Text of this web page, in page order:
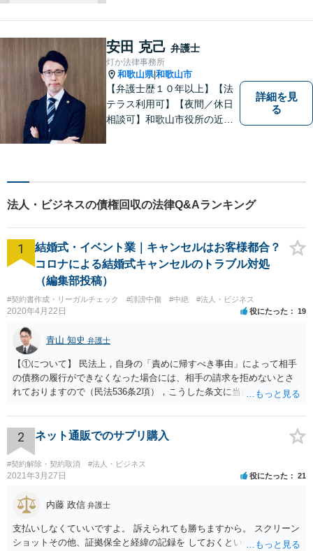
く対応可能。【地域に根ざし
た弁護士】法律トラブルでお
悩みの方は、お気軽にご相談
ください。
安田 克己 弁護士
灯か法律事務所
和歌山県|和歌山市
【弁護士歴１０年以上】【法
テラス利用可】【夜間／休日
相談可】和歌山市役所の近
相談ください。あなたの灯り
す。
詳細を見
る
法人・ビジネスの債権回収の法律Q&Aランキング
1
結婚式・イベント業｜キャンセルはお客様都合？
コロナによる結婚式キャンセルのトラブル対処
（編集部投稿）
#契約書作成・リーガルチェック #誹謗中傷 #中絶 #法人・ビジネス
2020年4月22日 役にたった 19
青山 知史 弁護士
【①について】 民法上，自身の「責めに帰すべき事由」によって相手
の債務の履行ができなくなった場合には、相手の請求を拒めないとさ
れておりますので（民法536条2項），こうした条文に当たるかが問題
現在の各宣言や要請は，強制力のあるものではなく，震災等で対象施
設が滅失してしまった場合と異なり，挙式等自体が物理的に不可能に
なったとまではいえないかと思われます。こうした中で，顧客の判断
でキャンセルを申し出たとすれば，形式的には顧客側に帰責性があっ
たといえる可能性は考えられます。 一方で，実質的に考えた場合，集
婚式場等の施設についても，解釈によっては集会に供する施設の1つと
して，休止要請の対象と考える余地はあるかと思われます。 こうした
解釈を採った場合，強制力はないまでも，事実上挙式等の実施が困難
となる外部的要因があったとして，顧客の「責めに帰すべき事由」が
2 ネット通販でのサプリ購入
#契約解除・契約取消 #法人・ビジネス
2021年3月27日 役にたった 21
内藤 政信 弁護士
支払いしなくていいですよ。 訴えられても勝ちますから。 スクリーン
ショットその他、証拠保全と経緯の記録を しておくといいでしょう。